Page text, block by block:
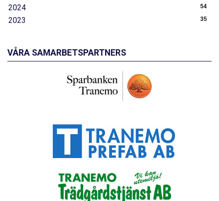
2024 54
2023 35
VÅRA SAMARBETSPARTNERS